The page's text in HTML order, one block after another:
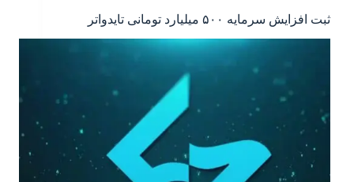
ثبت افزایش سرمایه ۵۰۰ میلیارد تومانی تایدواتر